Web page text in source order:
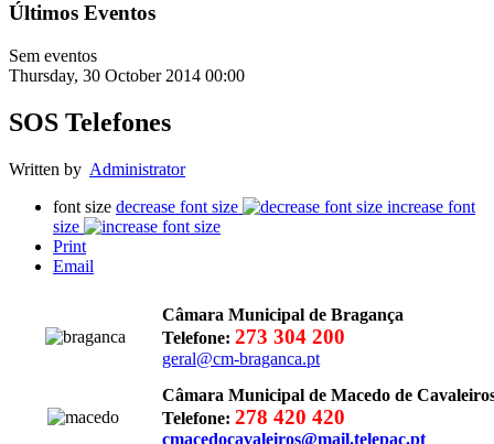
Últimos Eventos
Sem eventos
Thursday, 30 October 2014 00:00
SOS Telefones
Written by Administrator
font size decrease font size
increase font
size
Print
Email
Câmara Municipal de Bragança
Telefone: 273 304 200
geral@cm-braganca.pt
Câmara Municipal de Macedo de
Telefone: 278 420 420
cmacedocavaleiros@mail.telepac.pt